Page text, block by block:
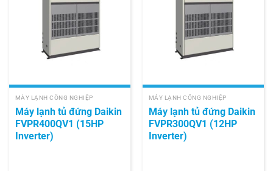
MÁY LẠNH CÔNG NGHIỆP
Máy lạnh tủ đứng Daikin
FVPR400QV1 (15HP
Inverter)
MÁY LẠNH CÔNG NGHIỆP
Máy lạnh tủ đứng Daikin
FVPR300QV1 (12HP
Inverter)